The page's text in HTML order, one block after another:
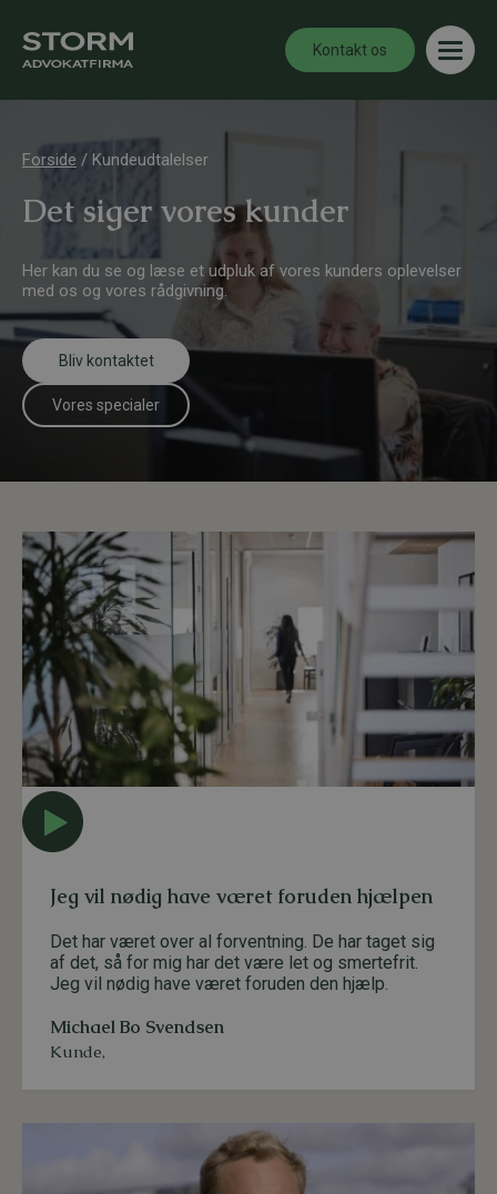
Kontakt os
Forside / Kundeudtalelser
Det siger vores kunder
Her kan du se og læse et udpluk af vores kunders oplevelser
med os og vores rådgivning.
Bliv kontaktet
Vores specialer
Jeg vil nødig have været foruden hjælpen
Det har været over al forventning. De har taget sig
af det, så for mig har det være let og smertefrit.
Jeg vil nødig have været foruden den hjælp.
Michael Bo Svendsen
Kunde,